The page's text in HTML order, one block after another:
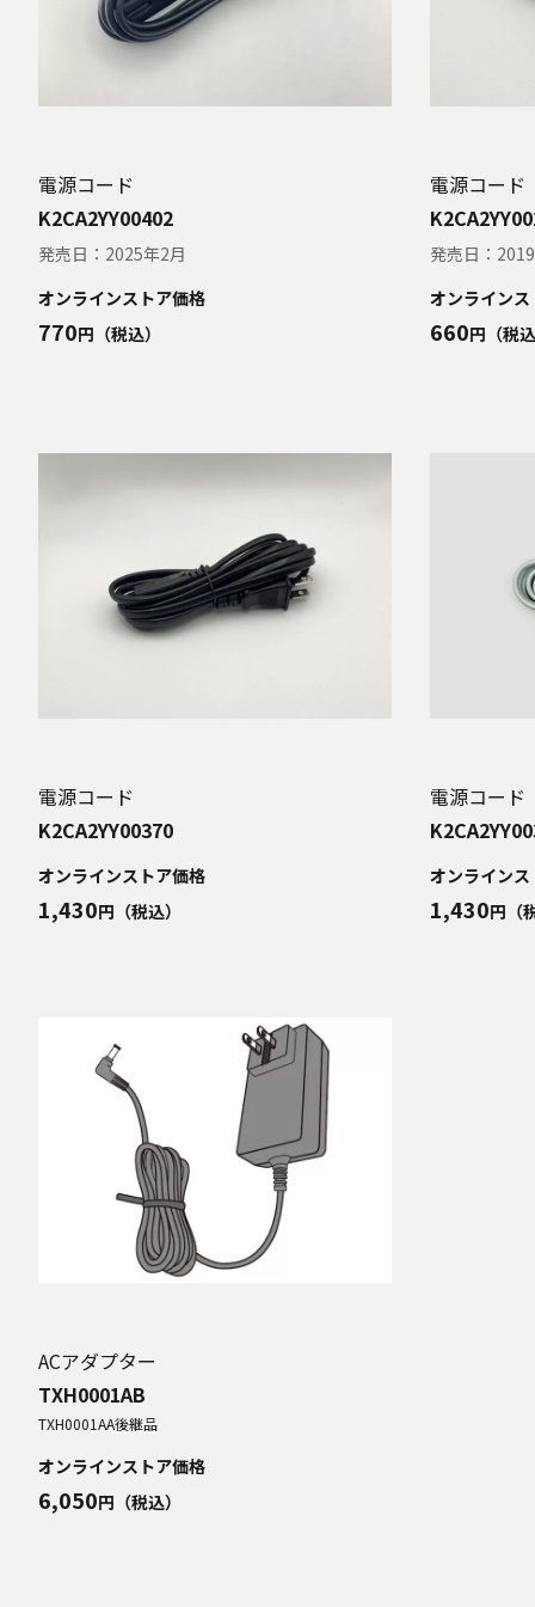
電源コード
K2CA2YY00402
発売日： 2025年2月
オンラインストア価格
770円（税込）
電源コード
発売日：
オンライン
660円（税込
電源コード
K2CA2YY00370
オンラインストア価格
1,430円（税込）
電源コード
オンライン
1,430円（
ACアダプター
TXH0001AB
TXH0001AA後継品
オンラインストア価格
6,050円（税込）